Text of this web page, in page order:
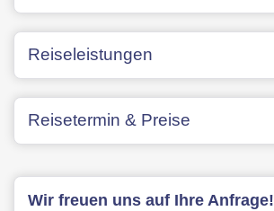
Hapag-Lloyd Cruises
Reiseleistungen
Reisetermin & Preise
Wir freuen uns auf Ihre Anfrage!